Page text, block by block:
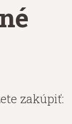
zakúpiť: